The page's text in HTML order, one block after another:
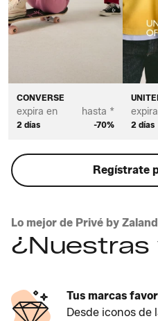
CONVERSE
expira en
2 días
hasta *
-70% 2 días
Regístrate
Lo mejor de Privé by
¿Nuestras
Tus marcas
Desde iconos de